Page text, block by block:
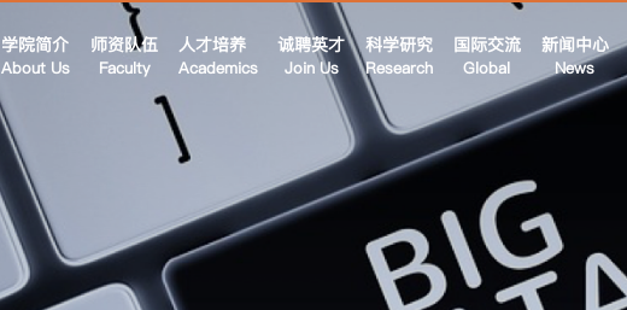
学院简介
About Us
师资队伍
Faculty
人才培养
Academics
诚聘英才
Join Us
科学研究
Research
国际交流
Global
新闻中心
News